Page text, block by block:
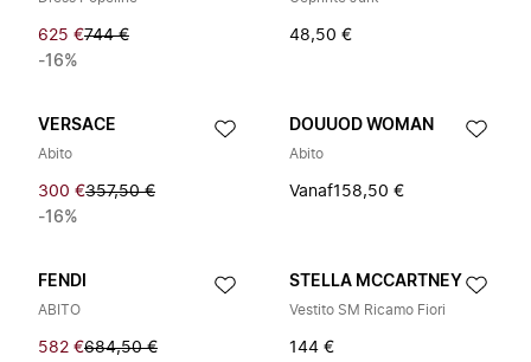
625 €744 €
-16%
48,50 €
VERSACE
Abito
300 €357,50 €
-16%
DOUUOD WOMAN
Abito
Vanaf158,50 €
FENDI
ABITO
582 €684,50 €
STELLA MCCARTNEY
Vestito SM Ricamo Fiori
144 €